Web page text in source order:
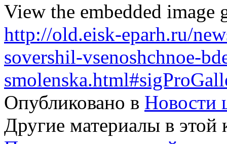
View the embedded image
http://old.eisk-eparh.ru/
sovershil-vsenoshchnoe-
Опубликовано в Новости
Другие материалы в этой